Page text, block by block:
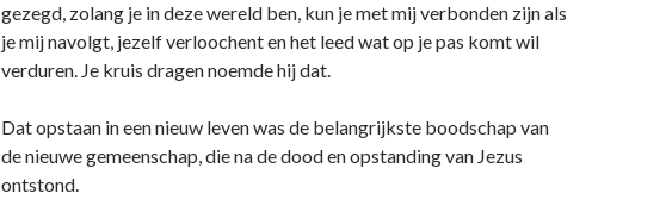
gezegd, zolang je in deze wereld ben, kun je met mij verbonden zijn als
je mij navolgt, jezelf verloochent en het leed wat op je pas komt wil
verduren. Je kruis dragen noemde hij dat.
Dat opstaan in een nieuw leven was de belangrijkste boodschap van
de nieuwe gemeenschap, die na de dood en opstanding van Jezus
ontstond.